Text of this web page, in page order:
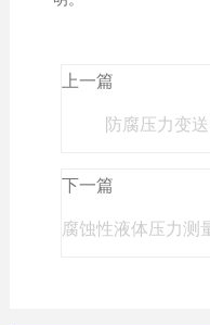
上一篇
防腐压力变
下一篇
腐蚀性液体压力测